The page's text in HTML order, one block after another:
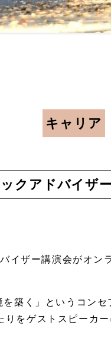
キャリア
クアドバイザ
ザー講演会がオン
築く」というコン
をゲストスピーカ